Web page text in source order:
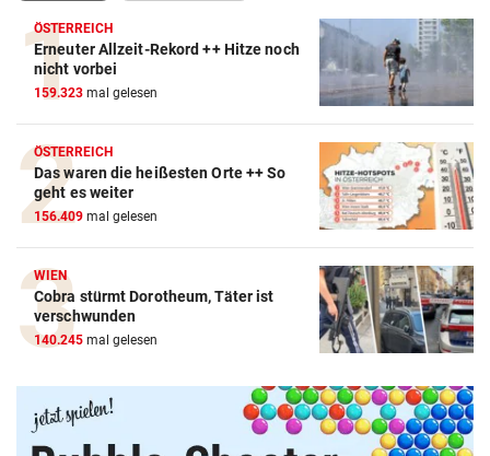
ÖSTERREICH
Erneuter Allzeit-Rekord ++ Hitze noch
nicht vorbei
159.323 mal gelesen
ÖSTERREICH
Das waren die heißesten Orte ++ So
geht es weiter
156.409 mal gelesen
WIEN
Cobra stürmt Dorotheum, Täter ist
verschwunden
140.245 mal gelesen
Amazon-Kindle Vergleich
ZUM VERGLEICH
Apple-iPad Vergleich
ZUM VERGLEICH